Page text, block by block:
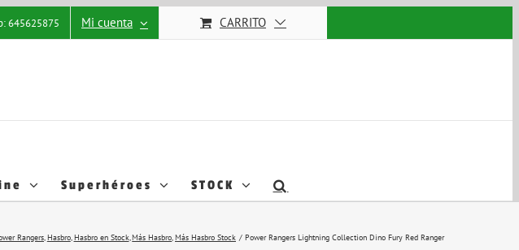
645625875 Mi cuenta CARRITO
Superhéroes STOCK
Rangers Hasbro Hasbro en Stock Más Hasbro Más Hasbro Stock Power Rangers Lightning Collection Dino Fury Red Ranger